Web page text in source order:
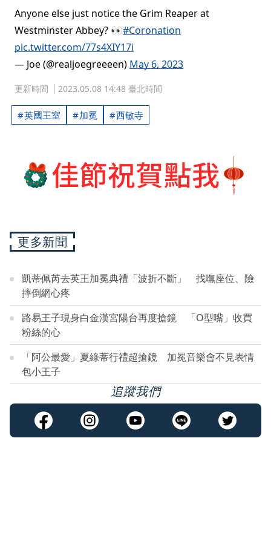
Anyone else just notice the Grim Reaper at
Westminster Abbey? 👀#Coronation
pic.twitter.com/77s4XIY17i
— Joe (@realjoegreeeen) May 6, 2023
更新時間 2023.05.08 14:48 臺北時間
英國王室 加冕 西敏寺
更多新聞
凱蒂佩芮去英王加冕典禮「波折不斷」 找嘸座位、險
摔倒網心疼
路易王子現身白金漢宮陽台再度搶鏡 「O型嘴」收買
粉絲的心
「阿公最愛」夏綠蒂行禮超搶鏡 加冕音樂會不見表情
包小王子
追蹤我們